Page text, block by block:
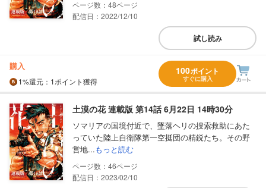
48
配信日：2022/12/10
試し読み
購入
1%還元 ：1ポイント獲得
100ポイント
すぐに購入
土漠の花 連載版 第14話 6月22日 14時30分
ソマリアの国境付近で、墜落ヘリの捜索救助にあた
っていた陸上自衛隊第一空挺団の精鋭たち。その野
営地...もっと読む
46
配信日：2023/02/10